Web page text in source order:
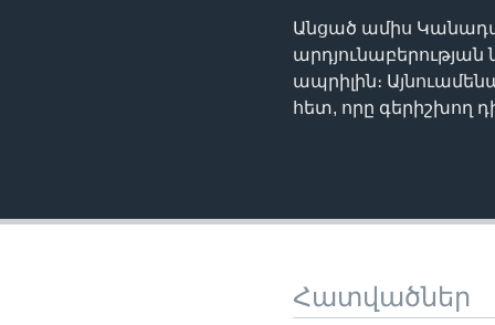
Անցած ամիս
ապրիլին։
հետ, որը գերիշխող
Հատվածներ